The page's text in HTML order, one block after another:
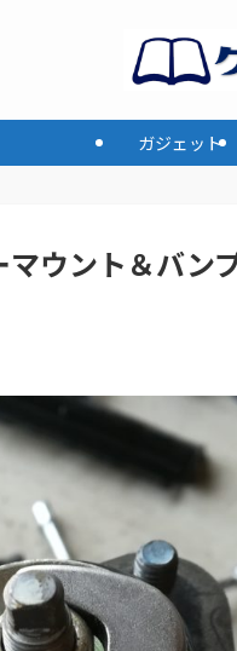
ガジェット
ウント＆バン